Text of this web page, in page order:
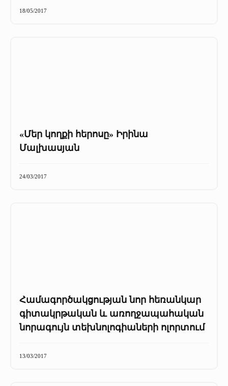
18/05/2017
«Մեր կողքի հերոսը» Իրինա
Մալխասյան
24/03/2017
Համագործակցության նոր հեռանկար
գիտակրթական և առողջապահական
նորագույն տեխնոլոգիաների ոլորտում
13/03/2017